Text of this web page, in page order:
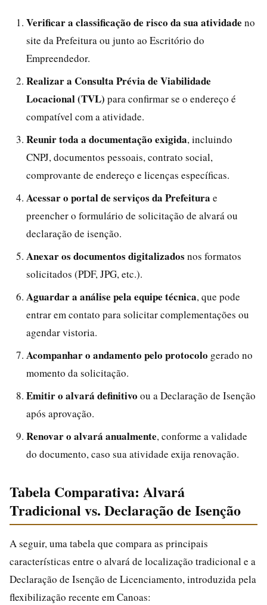
Verificar a classificação de risco da sua atividade no
site da Prefeitura ou junto ao Escritório do
Empreendedor.
Realizar a Consulta Prévia de Viabilidade
Locacional (TVL) para confirmar se o endereço é
compatível com a atividade.
Reunir toda a documentação exigida, incluindo
CNPJ, documentos pessoais, contrato social,
comprovante de endereço e licenças específicas.
Acessar o portal de serviços da Prefeitura e
preencher o formulário de solicitação de alvará ou
declaração de isenção.
Anexar os documentos digitalizados nos formatos
solicitados (PDF, JPG, etc.).
Aguardar a análise pela equipe técnica, que pode
entrar em contato para solicitar complementações ou
agendar vistoria.
Acompanhar o andamento pelo protocolo gerado no
momento da solicitação.
Emitir o alvará definitivo ou a Declaração de Isenção
após aprovação.
Renovar o alvará anualmente, conforme a validade
do documento, caso sua atividade exija renovação.
Tabela Comparativa: Alvará
Tradicional vs. Declaração de Isenção
A seguir, uma tabela que compara as principais
características entre o alvará de localização tradicional e a
Declaração de Isenção de Licenciamento, introduzida pela
flexibilização recente em Canoas: